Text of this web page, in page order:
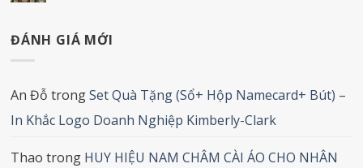
ĐÁNH GIÁ MỚI
An Đỗ trongSet Quà Tặng (Sổ+ Hộp Namecard+ Bút) –
In Khắc Logo Doanh Nghiệp Kimberly-Clark
Thao trong HUY HIỆU NAM CHÂM CÀI ÁO CHO NHÂN